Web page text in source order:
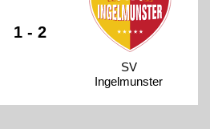
1 - 2
SV
Ingelmunster